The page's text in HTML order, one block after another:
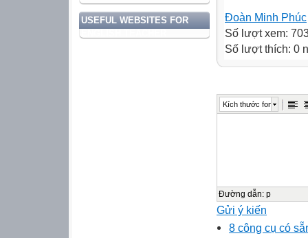
USEFUL WEBSITES FOR
Đoàn Minh Phúc
Số lượt xem:
Số lượt thích: 0
Kích thước font
Đường dẫn: p
Gửi ý kiến
8 công cụ có